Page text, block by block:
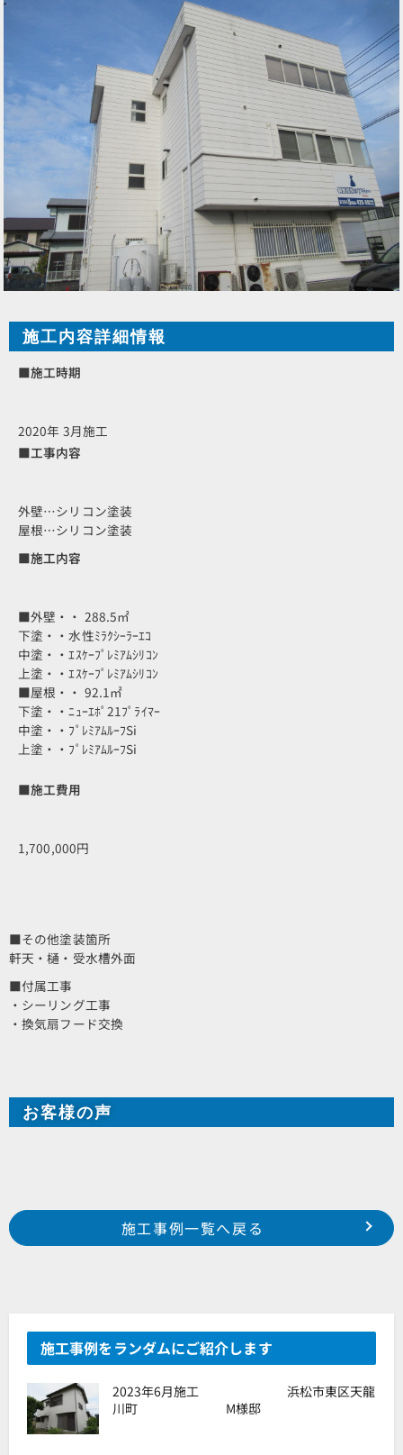
施工内容詳細情報
■施工時期
2020年 3月施工
■工事内容
外壁…シリコン塗装
屋根…シリコン塗装
■施工内容
■外壁・・ 288.5㎡
下塗・・水性ﾐﾗｸｼｰﾗｰｴｺ
中塗・・ｴｽｹｰﾌﾟﾚﾐｱﾑｼﾘｺﾝ
上塗・・ｴｽｹｰﾌﾟﾚﾐｱﾑｼﾘｺﾝ
■屋根・・ 92.1㎡
下塗・・ﾆｭｰｴﾎﾟ21ﾌﾟﾗｲﾏｰ
中塗・・ﾌﾟﾚﾐｱﾑﾙｰﾌSi
上塗・・ﾌﾟﾚﾐｱﾑﾙｰﾌSi
■施工費用
1,700,000円
■その他塗装箇所
軒天・樋・受水槽外面
■付属工事
・シーリング工事
・換気扇フード交換
お客様の声
Prev 施工事例一覧へ戻る
施工事例をランダムにご紹介します
2023年6月施工 浜松市東区天龍
川町 M様邸